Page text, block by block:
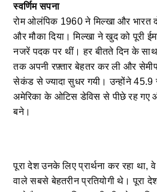
स्वर्णिम सपना
रोम ओलंपिक 1960 ने मिल्खा और भारत
और मौका दिया। मिल्खा ने खुद को पूरी
नजरें पदक पर थीं। हर बीतते दिन के साथ
तक अपनी रफ़्तार बेहतर कर ली और
सेकंड से ज्यादा सुधर गयी। उन्होंने 45.9
अमेरिका के ओटिस डेविस से पीछे रह
बने।
पूरा देश उनके लिए प्रार्थना कर रहा था,
वाले सबसे बेहतरीन प्रतियोगी थे। पूरा